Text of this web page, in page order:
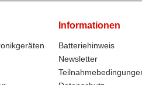
Informationen
Batteriehinweis
Newsletter